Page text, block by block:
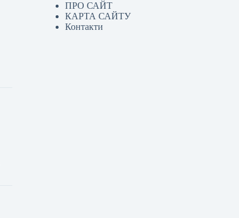
ПРО САЙТ
КАРТА САЙТУ
Контакти